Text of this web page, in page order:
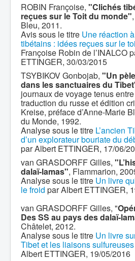
ROBIN Françoise, "Clichés
reçues sur le Toit du monde"
Bleu, 2011.
Avis sous le titre Une réaction
tibétains : idées reçues sur le
Françoise Robin de l’INALCO
ETTINGER, 30/03/2015
TSYBIKOV Gonbojab, "Un
dans les sanctuaires du
journaux de voyage tenus
traduction du russe et édition
Kreise, préface d’Anne-Marie
du Monde, 1992.
Analyse sous le titre L’ancien
d’un explorateur bouriate du
par Albert ETTINGER, 17/06/
van GRASDORFF Gilles,
dalaï-lamas", Flammarion,
Analyse sous le titre Un livre
le froid par Albert ETTINGER,
van GRASDORFF Gilles, "
Des SS au pays des dalaï-
Châtelet, 2012.
Analyse sous le titre Un livre
Tibet et les liaisons
Albert ETTINGER, 19/05/2016